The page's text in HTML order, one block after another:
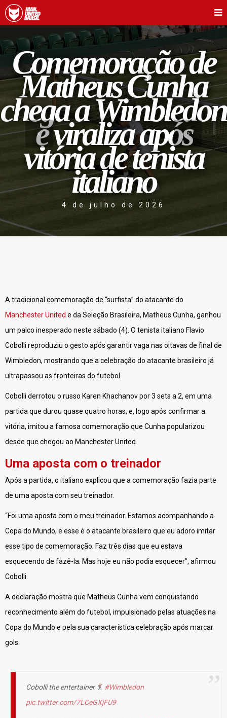
Comemoração de
Matheus Cunha
chega a Wimbledon
e viraliza após
vitória de tenista
italiano
4 de julho de 2026
A tradicional comemoração de “surfista” do atacante do
Manchester United e da Seleção Brasileira, Matheus Cunha, ganhou
um palco inesperado neste sábado (4). O tenista italiano Flavio
Cobolli reproduziu o gesto após garantir vaga nas oitavas de final de
Wimbledon, mostrando que a celebração do atacante brasileiro já
ultrapassou as fronteiras do futebol.
Cobolli derrotou o russo Karen Khachanov por 3 sets a 2, em uma
partida que durou quase quatro horas, e, logo após confirmar a
vitória, imitou a famosa comemoração que Cunha popularizou
desde que chegou ao Manchester United.
Uma aposta com o treinador
Após a partida, o italiano explicou que a comemoração fazia parte
de uma aposta com seu treinador.
“Foi uma aposta com o meu treinador. Estamos acompanhando a
Copa do Mundo, e esse é o atacante brasileiro que eu adoro imitar
esse tipo de comemoração. Faz três dias que eu estava
esquecendo de fazê-la. Mas hoje eu não podia esquecer”, afirmou
Cobolli.
A declaração mostra que Matheus Cunha vem conquistando
reconhecimento além do futebol, impulsionado pelas atuações na
Copa do Mundo e pela sua característica celebração após marcar
gols.
Cobolli the entertainer
#Wimbledon
pic.twitter.com/7LCeGXjFU9